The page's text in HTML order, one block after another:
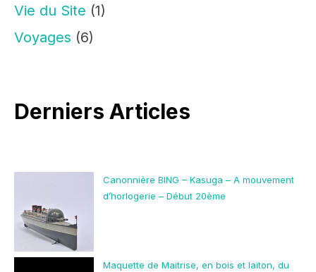
Vie du Site (1)
Voyages (6)
Derniers Articles
Canonnière BING – Kasuga – A mouvement
d’horlogerie – Début 20ème
Maquette de Maitrise, en bois et laiton, du